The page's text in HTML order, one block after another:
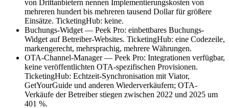
von Drittanbietern nennen Implementierungskosten von
mehreren hundert bis mehreren tausend Dollar für größere
Einsätze. TicketingHub: keine.
Buchungs-Widget — Peek Pro: einbettbares Buchungs-
Widget auf Betreiber-Websites. TicketingHub: eine Codezeile,
markengerecht, mehrsprachig, mehrere Währungen.
OTA-Channel-Manager — Peek Pro: Integrationen verfügbar,
keine veröffentlichten OTA-spezifischen Provisionen.
TicketingHub: Echtzeit-Synchronisation mit Viator,
GetYourGuide und anderen Wiederverkäufern; OTA-
Verkäufe der Betreiber stiegen zwischen 2022 und 2025 um
401 %.